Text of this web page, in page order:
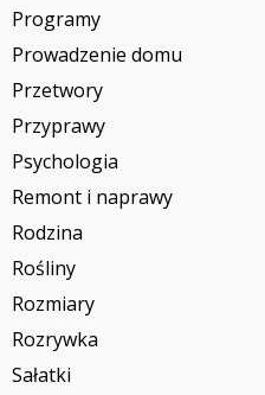
Programy
Prowadzenie domu
Przetwory
Przyprawy
Psychologia
Remont i naprawy
Rodzina
Rośliny
Rozmiary
Rozrywka
Sałatki